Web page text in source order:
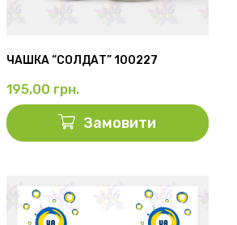
ЧАШКА “СОЛДАТ” 100227
195,00 грн.
Замовити